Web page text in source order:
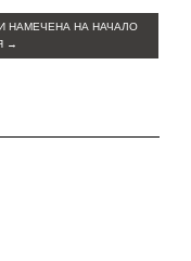
НАМЕЧЕНА НА НАЧАЛО
→